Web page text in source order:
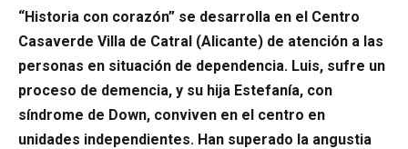
“Historia con corazón” se desarrolla en el Centro
Casaverde Villa de Catral (Alicante) de atención a las
personas en situación de dependencia. Luis, sufre un
proceso de demencia, y su hija Estefanía, con
síndrome de Down, conviven en el centro en
unidades independientes. Han superado la angustia